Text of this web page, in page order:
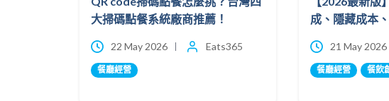
大掃碼點餐系統廠商推薦！
22 May 2026 Eats365
餐廳經營
成、隱藏成本
21 May 2026
餐廳經營 餐飲